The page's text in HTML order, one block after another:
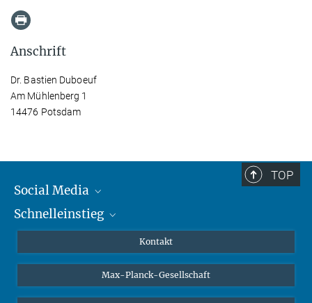
Anschrift
Dr. Bastien Duboeuf
Am Mühlenberg 1
14476 Potsdam
TOP
Social Media
Mastodon
Schnelleinstieg
Studierende
Schüler*innen
Kontakt
Max-Planck-Gesellschaft